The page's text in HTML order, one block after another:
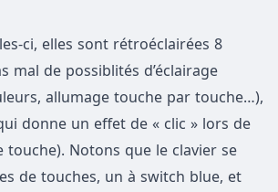
ci, elles sont rétroéclairées 8
mal de possiblités d’éclairage
allumage touche par touche…),
donne un effet de « clic » lors de
touche). Notons que le clavier se
de touches, un à switch blue, et